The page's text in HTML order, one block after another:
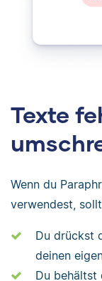
Texte
Wenn du
verwendest,
Du drückst
deinen
Du behältst